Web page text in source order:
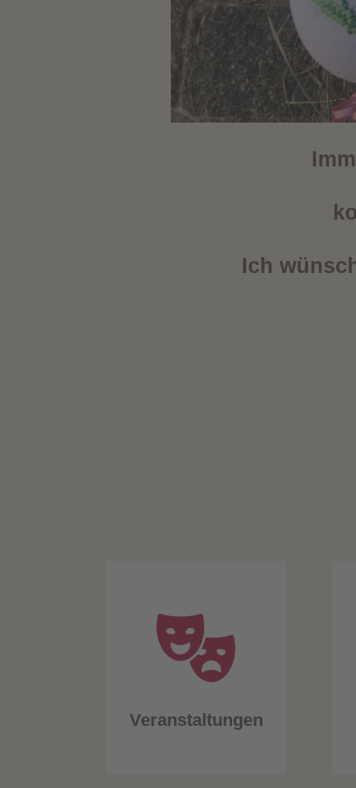
Ich
Veranstaltungen